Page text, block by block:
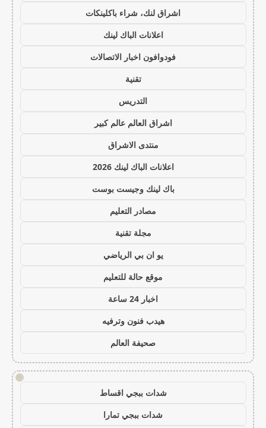
اشراق لنك، شراء باكلينكات
اعلانات الباك لينك
فودوافون اخبار الاتصالات
تقنية
التدريس
اشراق العالم عالم كبير
منتدى الاشراق
اعلانات الباك لينك 2026
باك لينك وجيست بوست
مصادر التعليم
مجلة تقنية
يو ان بي الرياضي
موقع حالة للتعليم
اخبار 24 ساعة
هيدب فنون وترفيه
صحيفة العالم
!
شدات ببجي اقساط
شدات ببجي تمارا